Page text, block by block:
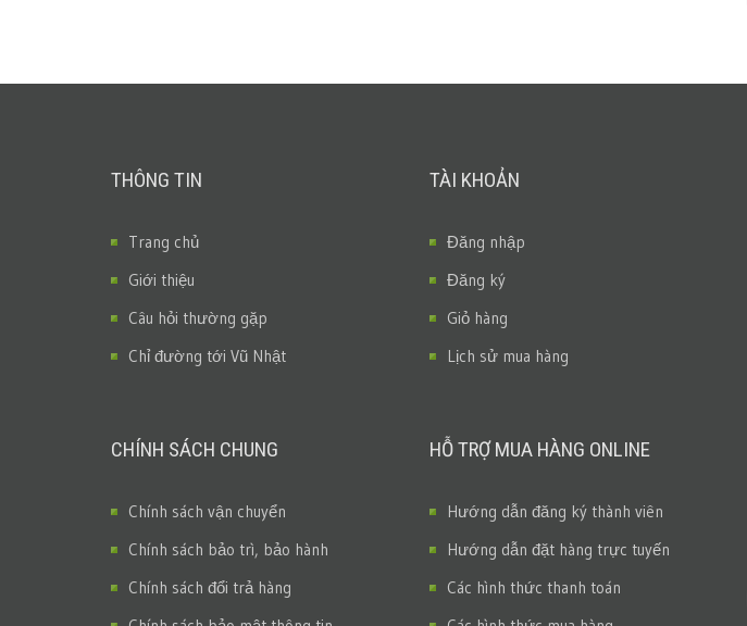
THÔNG TIN
Trang chủ
Giới thiệu
Câu hỏi thường gặp
Chỉ đường tới Vũ Nhật
CHÍNH SÁCH CHUNG
Chính sách vận chuyển
Chính sách bảo trì, bảo hành
Chính sách đổi trả hàng
TÀI KHOẢN
Đăng nhập
Đăng ký
Giỏ hàng
Lịch sử mua hàng
HỖ TRỢ MUA HÀNG ONLINE
Hướng dẫn đăng ký thành viên
Hướng dẫn đặt hàng trực tuyến
Các hình thức thanh toán